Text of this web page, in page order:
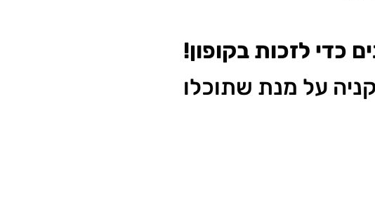
כדי לזכות בקופון!
קניה על מנת שתוכלו